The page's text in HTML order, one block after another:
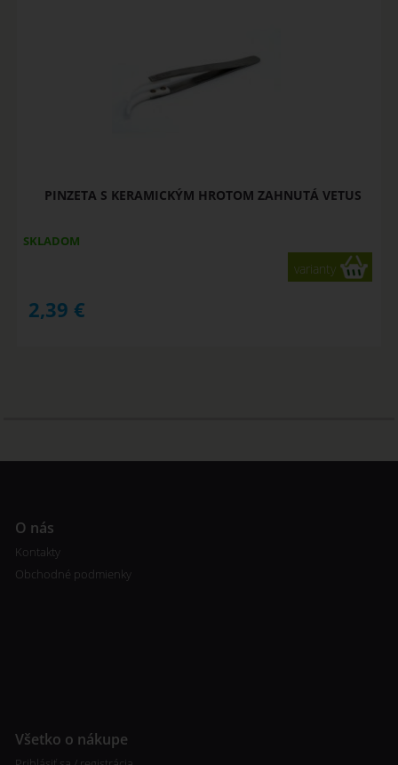
PINZETA S KERAMICKÝM HROTOM ZAHNUTÁ VETUS
SKLADOM
varianty
2,39 €
O nás
Kontakty
Obchodné podmienky
Všetko o nákupe